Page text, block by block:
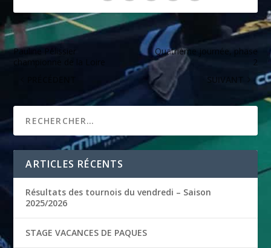
Pauline Pélissier
championne de la Loire
Quatrième journée, phase
2
SUIVANT
ARTICLES RÉCENTS
Résultats des tournois du vendredi – Saison
2025/2026
STAGE VACANCES DE PAQUES